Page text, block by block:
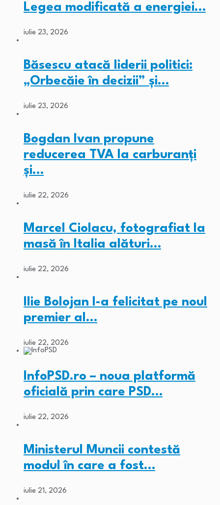
Legea modificată a energiei…
iulie 23, 2026
Băsescu atacă liderii politici:
„Orbecăie în decizii” și…
iulie 23, 2026
Bogdan Ivan propune
reducerea TVA la carburanți
și…
iulie 22, 2026
Marcel Ciolacu, fotografiat la
masă în Italia alături…
iulie 22, 2026
Ilie Bolojan l-a felicitat pe noul
premier al…
iulie 22, 2026
InfoPSD.ro – noua platformă
oficială prin care PSD…
iulie 22, 2026
Ministerul Muncii contestă
modul în care a fost…
iulie 21, 2026